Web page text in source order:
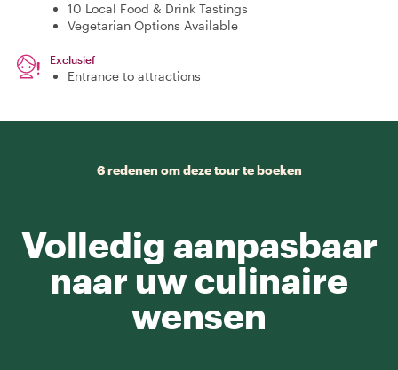
10 Local Food & Drink Tastings
Vegetarian Options Available
Exclusief
Entrance to attractions
6 redenen om deze tour te boeken
Volledig aanpasbaar
naar uw culinaire
wensen